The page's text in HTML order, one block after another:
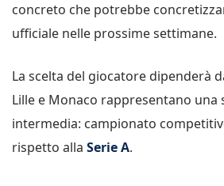
concreto che potrebbe
ufficiale nelle prossime settimane.
La scelta del giocatore dipenderà
Lille e Monaco rappresentano una
intermedia: campionato
rispetto alla Serie A.